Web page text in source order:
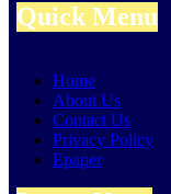
Quick Menu
Home
About Us
Contact Us
Privacy Policy
Epaper